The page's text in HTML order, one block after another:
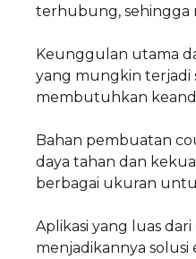
terhubung, sehingga
Keunggulan utama
yang mungkin terjadi
membutuhkan
Bahan pembuatan
daya tahan dan
berbagai ukuran
Aplikasi yang luas
menjadikannya